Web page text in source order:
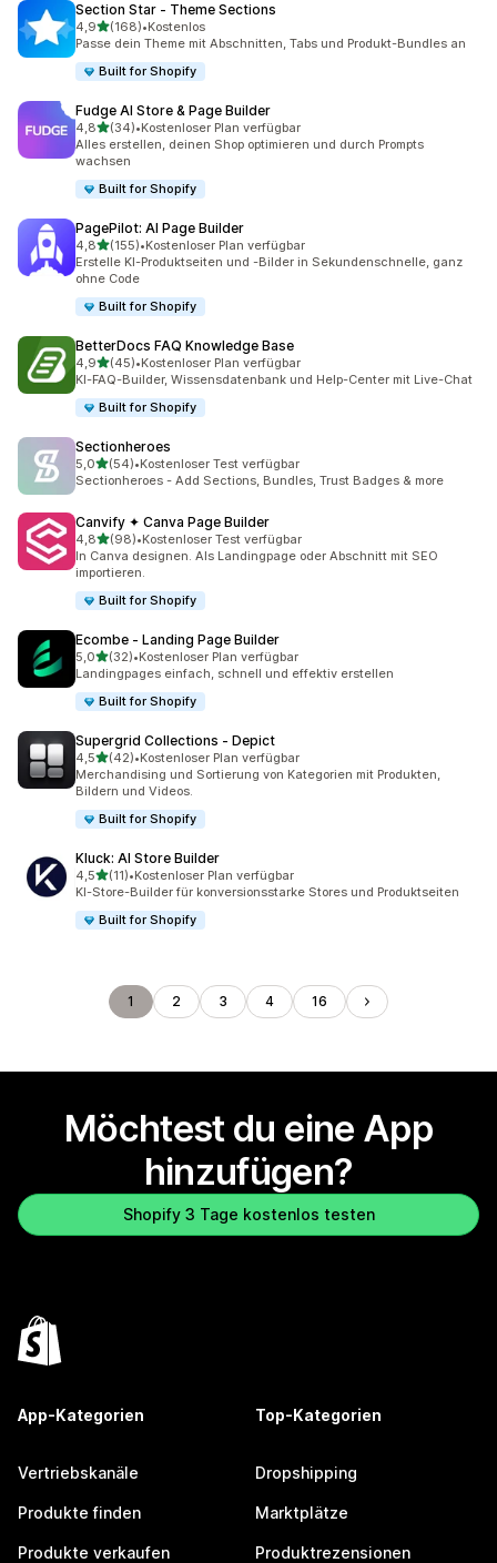
Section Star ‑ Theme Sections
4,9von 5 Sternen
(168)
168 Rezensionen insgesamt
•Kostenlos
Passe dein Theme mit Abschnitten, Tabs und Produkt-Bundles an
Built for Shopify
Fudge AI Store & Page Builder
4,8von 5 Sternen
(34)
34 Rezensionen insgesamt
•Kostenloser Plan verfügbar
Alles erstellen, deinen Shop optimieren und durch Prompts
wachsen
Built for Shopify
PagePilot: AI Page Builder
4,8von 5 Sternen
(155)
155 Rezensionen insgesamt
•Kostenloser Plan verfügbar
Erstelle KI-Produktseiten und -Bilder in Sekundenschnelle, ganz
ohne Code
Built for Shopify
BetterDocs FAQ Knowledge Base
4,9von 5 Sternen
(45)
45 Rezensionen insgesamt
•Kostenloser Plan verfügbar
KI-FAQ-Builder, Wissensdatenbank und Help-Center mit Live-Chat
Built for Shopify
Sectionheroes
5,0von 5 Sternen
(54)
54 Rezensionen insgesamt
•Kostenloser Test verfügbar
Sectionheroes - Add Sections, Bundles, Trust Badges & more
Canvify ✦ Canva Page Builder
4,8von 5 Sternen
(98)
98 Rezensionen insgesamt
•Kostenloser Test verfügbar
In Canva designen. Als Landingpage oder Abschnitt mit SEO
importieren.
Built for Shopify
Ecombe ‑ Landing Page Builder
5,0von 5 Sternen
(32)
32 Rezensionen insgesamt
•Kostenloser Plan verfügbar
Landingpages einfach, schnell und effektiv erstellen
Built for Shopify
Supergrid Collections ‑ Depict
4,5von 5 Sternen
(42)
42 Rezensionen insgesamt
•Kostenloser Plan verfügbar
Merchandising und Sortierung von Kategorien mit Produkten,
Bildern und Videos.
Built for Shopify
Kluck: AI Store Builder
4,5von 5 Sternen
(11)
11 Rezensionen insgesamt
•Kostenloser Plan verfügbar
KI-Store-Builder für konversionsstarke Stores und Produktseiten
Built for Shopify
1 2 3 4 16
Möchtest du eine App
hinzufügen?
Shopify 3 Tage kostenlos testen
App-Kategorien
Vertriebskanäle
Produkte finden
Produkte verkaufen
Top-Kategorien
Dropshipping
Marktplätze
Produktrezensionen